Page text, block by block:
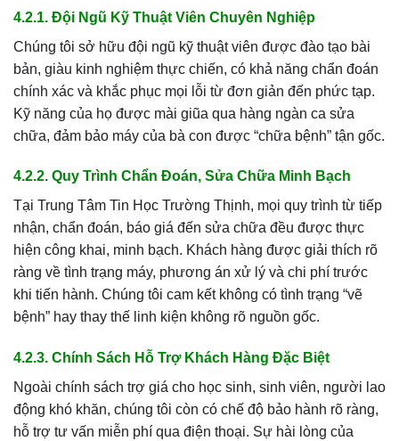
4.2.1. Đội Ngũ Kỹ Thuật Viên Chuyên Nghiệp
Chúng tôi sở hữu đội ngũ kỹ thuật viên được đào tạo bài
bản, giàu kinh nghiệm thực chiến, có khả năng chẩn đoán
chính xác và khắc phục mọi lỗi từ đơn giản đến phức tạp.
Kỹ năng của họ được mài giũa qua hàng ngàn ca sửa
chữa, đảm bảo máy của bà con được “chữa bệnh” tận gốc.
4.2.2. Quy Trình Chẩn Đoán, Sửa Chữa Minh Bạch
Tại Trung Tâm Tin Học Trường Thịnh, mọi quy trình từ tiếp
nhận, chẩn đoán, báo giá đến sửa chữa đều được thực
hiện công khai, minh bạch. Khách hàng được giải thích rõ
ràng về tình trạng máy, phương án xử lý và chi phí trước
khi tiến hành. Chúng tôi cam kết không có tình trạng “vẽ
bệnh” hay thay thế linh kiện không rõ nguồn gốc.
4.2.3. Chính Sách Hỗ Trợ Khách Hàng Đặc Biệt
Ngoài chính sách trợ giá cho học sinh, sinh viên, người lao
động khó khăn, chúng tôi còn có chế độ bảo hành rõ ràng,
hỗ trợ tư vấn miễn phí qua điện thoại. Sự hài lòng của